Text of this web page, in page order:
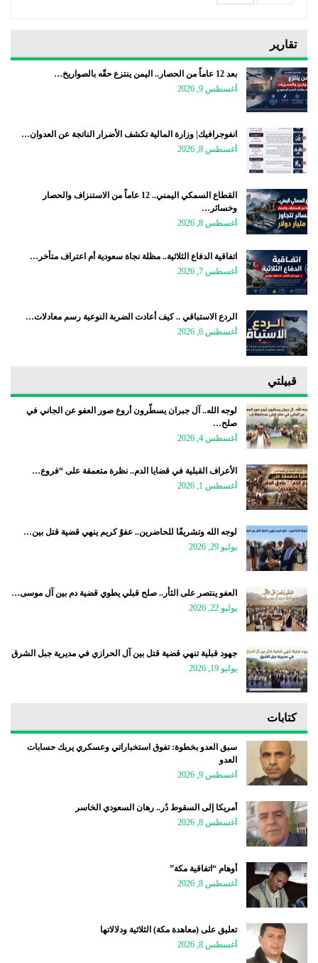
تقارير
بعد 12 عاماً من الحصار.. اليمن ينتزع حقّه بالصواريخ…
أغسطس 9, 2026
انفوجرافيك| وزارة المالية تكشف الأضرار الناتجة عن العدوان…
أغسطس 8, 2026
القطاع السمكي اليمني.. 12 عاماً من الاستنزاف والحصار
وخسائر…
أغسطس 8, 2026
اتفاقية الدفاع الثلاثية.. مظلة نجاة سعودية أم اعتراف متأخر…
أغسطس 7, 2026
الردع الاستباقي .. كيف أعادت الضربة النوعية رسم معادلات…
أغسطس 6, 2026
قبيلتي
لوجه الله.. آل جبران يسطّرون أروع صور العفو عن الجاني في
صلح…
أغسطس 4, 2026
الأعراف القبلية في قضايا الدم.. نظرة متعمقة على “فروع…
أغسطس 1, 2026
لوجه الله وتشريفًا للحاضرين.. عفوٌ كريم ينهي قضية قتل بين…
يوليو 29, 2026
العفو ينتصر على الثأر.. صلح قبلي يطوي قضية دم بين آل موسى…
يوليو 22, 2026
جهود قبلية تنهي قضية قتل بين آل الحرازي في مديرية جبل الشرق
يوليو 19, 2026
كتابات
سبق العدو بخطوة: تفوق استخباراتي وعسكري يربك حسابات
العدو
أغسطس 9, 2026
أمريكا إلى السقوط دُر.. رهان السعودي الخاسر
أغسطس 8, 2026
أوهام “اتفاقية مكة”
أغسطس 8, 2026
تعليق على (معاهدة مكة) الثلاثية ودلالاتها
أغسطس 8, 2026